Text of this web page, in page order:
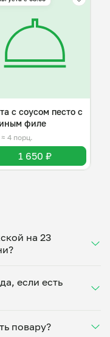
с соусом песто с
филе
≈ 4 порц.
1 650 ₽
на 23
свежее
прямо с плиты.
в личном
напрямую в
если есть
специи,
повару?